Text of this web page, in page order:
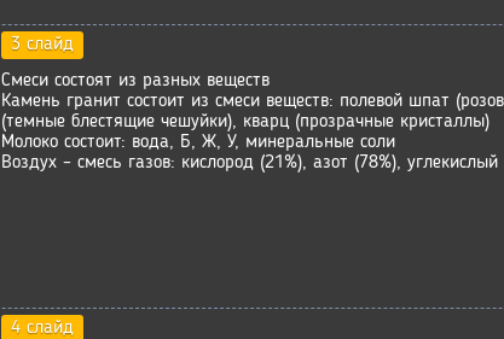
3 слайд
Смеси состоят из разных веществ
Камень гранит состоит из смеси веществ: полевой шпат
(темные блестящие чешуйки), кварц (прозрачные кристаллы)
Молоко состоит: вода, Б, Ж, У, минеральные соли
Воздух – смесь газов: кислород (21%), азот (78%),
4 слайд